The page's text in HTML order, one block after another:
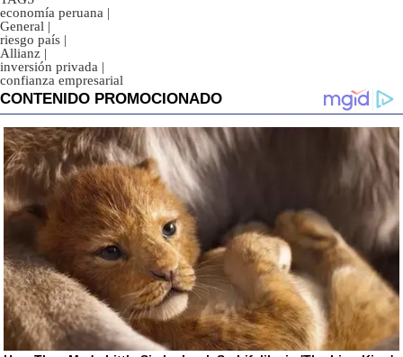
economía peruana |
General |
riesgo país |
Allianz |
inversión privada |
confianza empresarial